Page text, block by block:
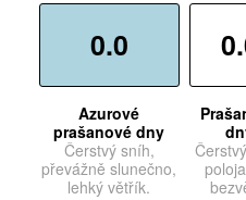
0.0
Azurové
prašanové dny
Čerstvý sníh,
převážně slunečno,
lehký větřík.